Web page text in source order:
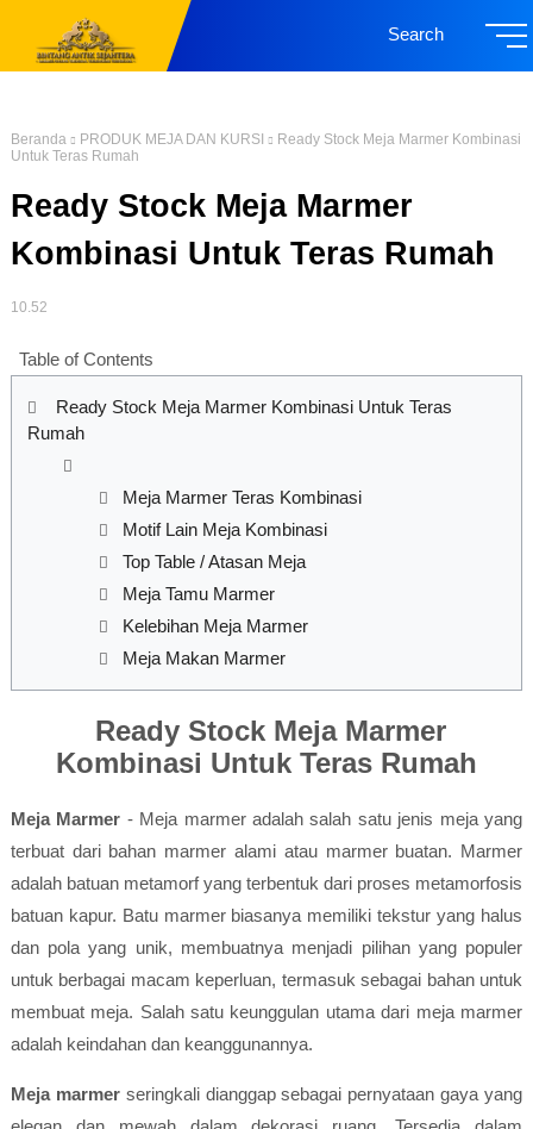
Search
Beranda PRODUK MEJA DAN KURSI
Ready Stock Meja Marmer Kombinasi
Untuk Teras Rumah
Ready Stock Meja Marmer
Kombinasi Untuk Teras Rumah
10.52
Table of Contents
Ready Stock Meja Marmer Kombinasi Untuk Teras
Rumah
Meja Marmer Teras Kombinasi
Motif Lain Meja Kombinasi
Top Table / Atasan Meja
Meja Tamu Marmer
Kelebihan Meja Marmer
Meja Makan Marmer
Ready Stock Meja Marmer
Kombinasi Untuk Teras Rumah
Meja Marmer - Meja marmer adalah salah satu jenis meja yang
terbuat dari bahan marmer alami atau marmer buatan. Marmer
adalah batuan metamorf yang terbentuk dari proses metamorfosis
batuan kapur. Batu marmer biasanya memiliki tekstur yang halus
dan pola yang unik, membuatnya menjadi pilihan yang populer
untuk berbagai macam keperluan, termasuk sebagai bahan untuk
membuat meja. Salah satu keunggulan utama dari meja marmer
adalah keindahan dan keanggunannya.
Meja marmerseringkali dianggap sebagai pernyataan gaya yang